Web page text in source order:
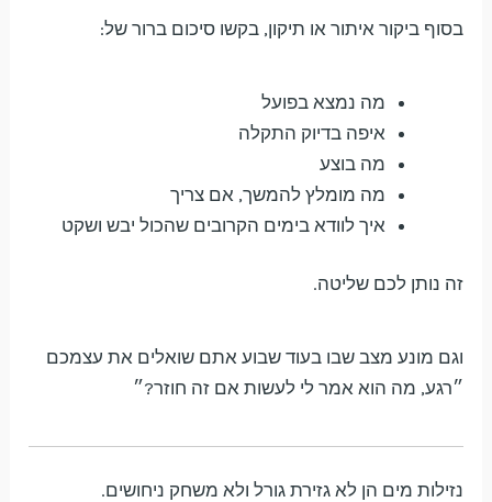
בסוף ביקור איתור או תיקון, בקשו סיכום ברור של:
מה נמצא בפועל
איפה בדיוק התקלה
מה בוצע
מה מומלץ להמשך, אם צריך
איך לוודא בימים הקרובים שהכול יבש ושקט
זה נותן לכם שליטה.
וגם מונע מצב שבו בעוד שבוע אתם שואלים את עצמכם
״רגע, מה הוא אמר לי לעשות אם זה חוזר?״
נזילות מים הן לא גזירת גורל ולא משחק ניחושים.